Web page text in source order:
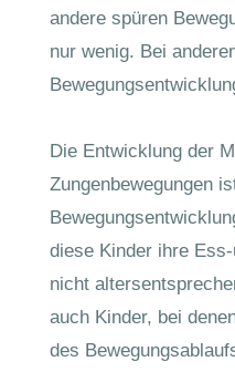
andere spüren
nur wenig. Bei
Die Entwicklung der
Zungenbewegungen
diese Kinder ihre
nicht
auch Kinder, bei
des